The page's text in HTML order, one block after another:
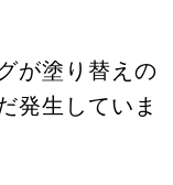
が塗り替えの
発生していま